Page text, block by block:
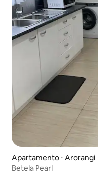
Apartamento ⋅ Arorangi
Betela Pearl